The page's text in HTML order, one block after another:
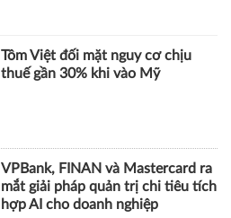
Tôm Việt đối mặt nguy cơ chịu
thuế gần 30% khi vào Mỹ
VPBank, FINAN và Mastercard ra
mắt giải pháp quản trị chi tiêu tích
hợp AI cho doanh nghiệp